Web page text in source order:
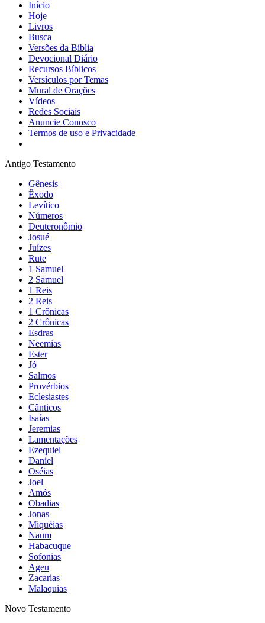
Início
Hoje
Livros
Busca
Versões da Bíblia
Devocional Diário
Recursos Bíblicos
Versículos por Temas
Mural de Orações
Vídeos
Redes Sociais
Anuncie Conosco
Termos de uso e Privacidade
Antigo Testamento
Gênesis
Êxodo
Levítico
Números
Deuteronômio
Josué
Juízes
Rute
1 Samuel
2 Samuel
1 Reis
2 Reis
1 Crônicas
2 Crônicas
Esdras
Neemias
Ester
Jó
Salmos
Provérbios
Eclesiastes
Cânticos
Isaías
Jeremias
Lamentações
Ezequiel
Daniel
Oséias
Joel
Amós
Obadias
Jonas
Miquéias
Naum
Habacuque
Sofonias
Ageu
Zacarias
Malaquias
Novo Testamento